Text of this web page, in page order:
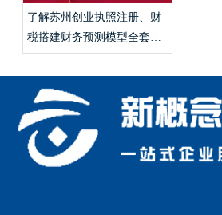
了解苏州创业执照注册、财
税搭建财务预测模型全套手
续？